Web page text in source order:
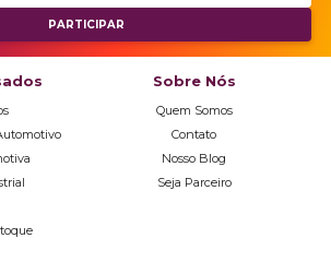
Sobre Nós
Quem Somos
Contato
Nosso Blog
Seja Parceiro